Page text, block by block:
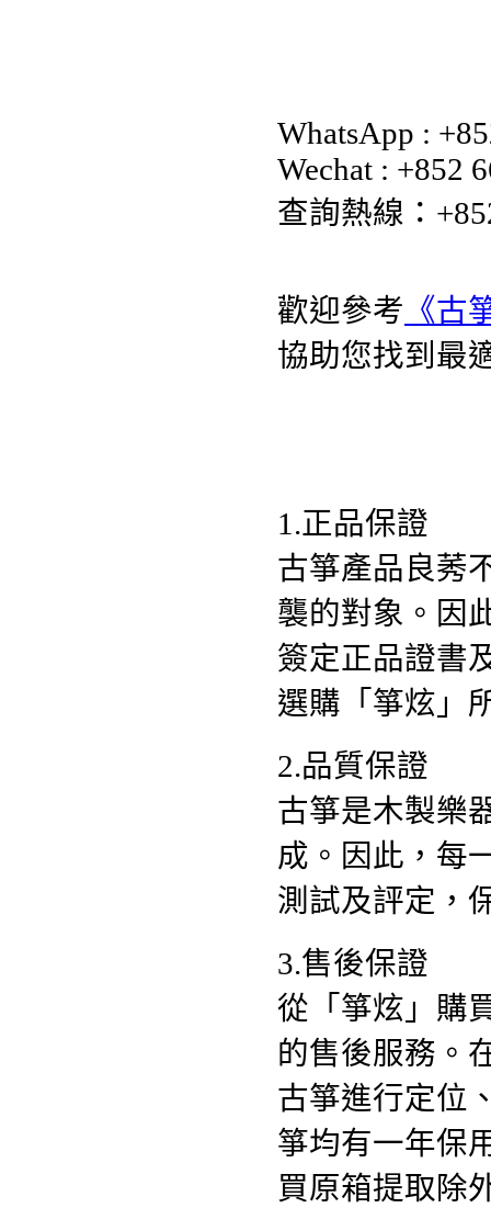
WhatsApp :
Wechat : +852
查詢熱線：
歡迎參考 《古
協助您找到最
1.正品保證
古箏產品良莠
襲的對象。因
簽定正品證書
選購「箏炫」
2.品質保證
古箏是木製樂
成。因此，每
測試及評定，
3.售後保證
從「箏炫」購
的售後服務。
古箏進行定位
箏均有一年保
買原箱提取除